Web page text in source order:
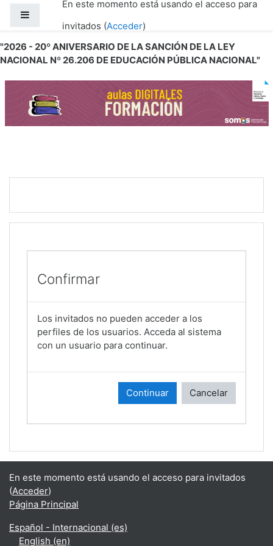
Salta al contenido principal
"2026 - 20º ANIVERSARIO DE LA SANCIÓN DE LA LEY
NACIONAL Nº 26.206 DE EDUCACIÓN PÚBLICA NACIONAL"
En este momento está usando el acceso para
invitados (Acceder)
Confirmar
Los invitados no pueden acceder a los
perfiles de los usuarios. Acceda al sistema
con un usuario para continuar.
Continuar Cancelar
En este momento está usando el acceso para invitados
(Acceder)
Página Principal
Español - Internacional ‎(es)‎
English ‎(en)‎